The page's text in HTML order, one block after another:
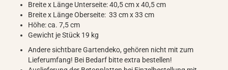
Breite x Länge Unterseite: 40,5 cm x 40,5 cm
Breite x Länge Oberseite: 33 cm x 33 cm
Höhe: ca. 7,5 cm
Gewicht je Stück 19 kg
Andere sichtbare Gartendeko, gehören nicht mit zum
Lieferumfang! Bei Bedarf bitte extra bestellen!